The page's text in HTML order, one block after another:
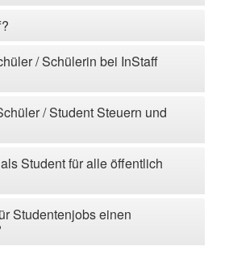
/ Schülerin bei InStaff
/ Student Steuern und
Student für alle öffentlich
Studentenjobs einen